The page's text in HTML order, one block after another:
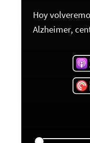
Hoy
Alzheimer,